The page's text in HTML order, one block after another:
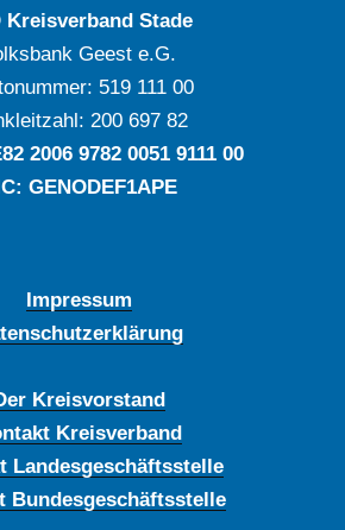
Kreisverband Stade
Geest e.G.
‍519 111 00
‍200 697 82
‍2006 ‍9782 ‍0051 ‍9111 ‍00
GENODEF1APE
Impressum
Kreisvorstand
Kreisverband
Landesgeschäftsstelle
Bundesgeschäftsstelle